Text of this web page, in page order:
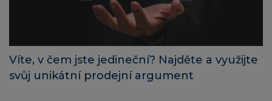
Víte, v čem jste jedineční? Najděte a využijte
svůj unikátní prodejní argument